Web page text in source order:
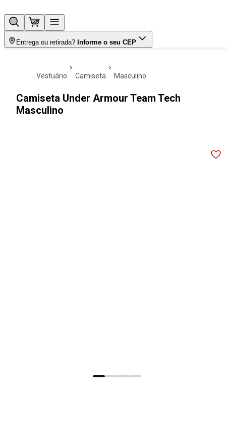
Entrega ou retirada? Informe o seu CEP
vestuário camiseta masculino
Camiseta Under Armour Team Tech
Masculino